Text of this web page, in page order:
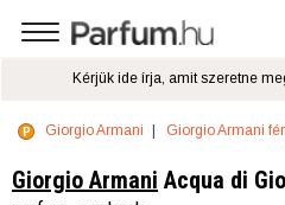
Giorgio Armani Giorgio Armani
Giorgio Armani Acqua di